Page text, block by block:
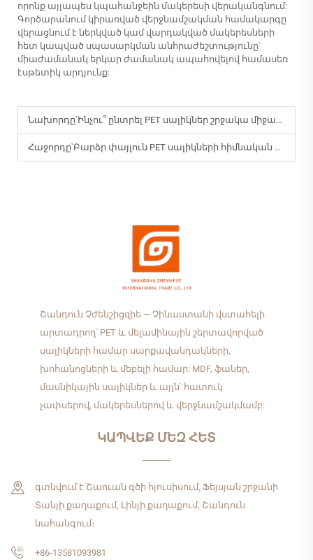
որոնք այլապես կպահանջեին մակերեսի վերականգնում:
Գործարանում կիրառված վերջնամշակման համակարգը
վերացնում է ներկված կամ վարդակված մակերեսների
հետ կապված սպասարկման անհրաժեշտությունը՝
միաժամանակ երկար ժամանակ ապահովելով համասեռ
էսթետիկ արդյունք:
Նախորդը՝Ինչու՞ ընտրել PET սալիկներ շրջակա միջավայրի համար կայուն մեբելի համար:
Հաջորդը՝Բարձր փայլուն PET սալիկների հիմնական առավելություններն ինչն են:
Շանդուն Չժենշիցզիե — Չինաստանի վստահելի
արտադրող՝ PET և մելամինային շերտավորված
սալիկների համար սարքավանդակների,
խոհանոցների և մեբելի համար: MDF, ֆաներ,
մասնիկային սալիկներ և այլն՝ հատուկ
չափսերով, մակերեսներով և վերջնամշակմամբ:
ԿԱՊՎԵՔ ՄԵԶ ՀԵՏ
գտնվում է Շաուան գծի հյուսիսում, Ֆեյսյան շրջանի
Տանյի քաղաքում, Լինյի քաղաքում, Շանդուն
նահանգում։
+86-13581093981